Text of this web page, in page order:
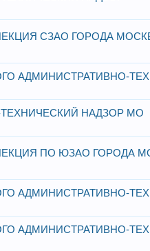
СЗАО ГОРОДА
АДМИНИСТРАТИВНО-
НАДЗОР МО
ПО ЮЗАО ГОРОДА
АДМИНИСТРАТИВНО-
АДМИНИСТРАТИВНО-